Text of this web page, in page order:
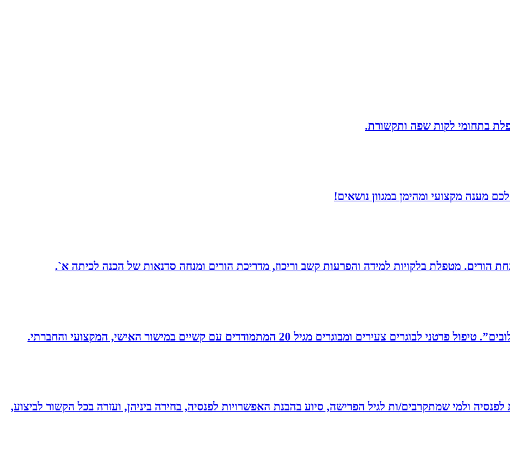
בתחומי לקות שפה ותקשורת.
מענה מקצועי ומהימן במגוון נושאים!
הורים. מטפלת בלקויות למידה והפרעות קשב וריכוז, מדריכת הורים ומנחה סדנאות של הכנה לכיתה א`.
ומבוגרים מגיל 20 המתמודדים עם קשיים במישור האישי, המקצועי והחברתי.
לפנסיה ולמי שמתקרבים/ות לגיל הפרישה, סיוע בהבנת האפשרויות לפנסיה, בחירה ביניהן, ועזרה בכל הקשור לביצוע,